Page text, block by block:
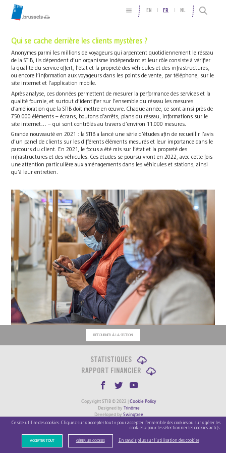
EN FR NL
Qui se cache derrière les clients mystères ?
Anonymes parmi les millions de voyageurs qui arpentent quotidiennement le réseau
de la STIB, ils dépendent d’un organisme indépendant et leur rôle consiste à vérifier
la qualité du service offert, l’état et la propreté des véhicules et des infrastructures,
ou encore l’information aux voyageurs dans les points de vente, par téléphone, sur le
site internet et l’application mobile.
Après analyse, ces données permettent de mesurer la performance des services et la
qualité fournie, et surtout d’identifier sur l’ensemble du réseau les mesures
d’amélioration que la STIB doit mettre en œuvre. Chaque année, ce sont ainsi près de
750.000 éléments – écrans, boutons d’arrêts, plans du réseau, informations sur le
site internet… – qui sont contrôlés au travers d’environ 11.000 mesures.
Grande nouveauté en 2021 : la STIB a lancé une série d’études afin de recueillir l’avis
d’un panel de clients sur les différents éléments mesurés et leur importance dans le
parcours du client. En 2021, le focus a été mis sur l’état et la propreté des
infrastructures et des véhicules. Ces études se poursuivront en 2022, avec cette fois
une attention particulière aux aménagements dans les véhicules et stations, ainsi
qu’à leur entretien.
RETOURNER À LA SECTION
STATISTIQUES
RAPPORT FINANCIER
Copyright STIB © 2022 | Cookie Policy
Designed by Trinôme
Developed by Swingtree
Ce site utilise des cookies. Cliquez sur « accepter tout » pour accepter l’ensemble des cookies ou sur « gérer les
cookies » pour les sélectionner les cookies actifs.
ACCEPTER TOUT GÉRER LES COOKIES En savoir plus sur l’utilisation des cookies